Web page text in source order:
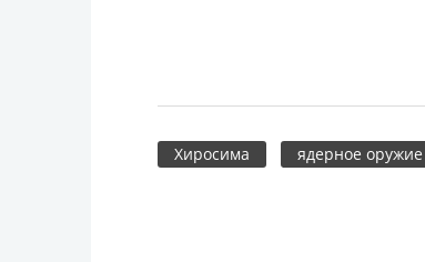
Хиросима ядерное оружие